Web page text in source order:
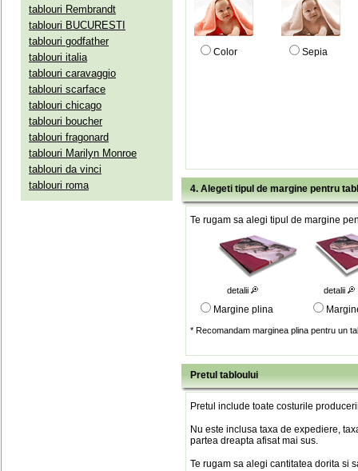
tablouri Rembrandt
tablouri BUCURESTI
tablouri godfather
tablouri italia
tablouri caravaggio
tablouri scarface
tablouri chicago
tablouri boucher
tablouri fragonard
tablouri Marilyn Monroe
tablouri da vinci
tablouri roma
Color Sepia
4. Alegeti tipul de margine pentru
Te rugam sa alegi tipul de margine
detalii detalii
Margine plina
* Recomandam marginea plina pentru un
Pretul tabloului
Pretul include toate costurile
Nu este inclusa taxa de expediere,
partea dreapta afisat mai sus.
Te rugam sa alegi cantitatea dorita si